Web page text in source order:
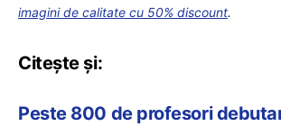
imagini de calitate cu 50% discount.
Citește și:
Peste 800 de profesori